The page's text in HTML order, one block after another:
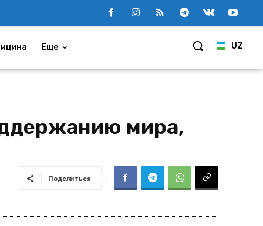
UZ
Еще
мира,
Поделиться